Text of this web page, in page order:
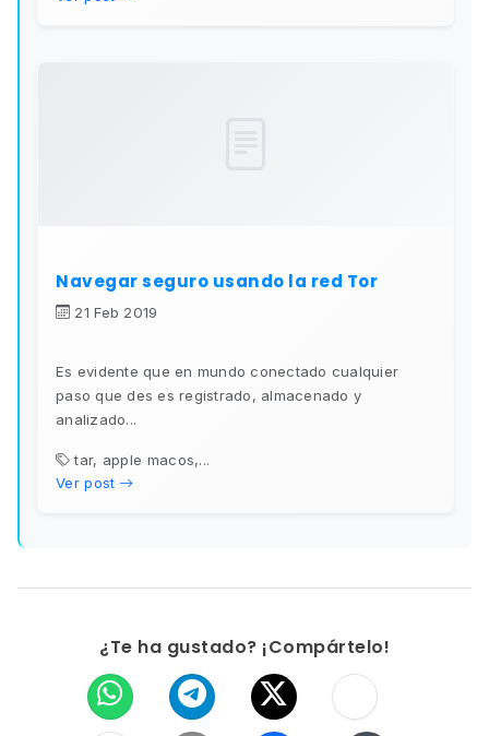
Navegar seguro usando la red Tor
21 Feb 2019
Es evidente que en mundo conectado cualquier
paso que des es registrado, almacenado y
analizado...
tar, apple macos,...
Ver post
¿Te ha gustado? ¡Compártelo!